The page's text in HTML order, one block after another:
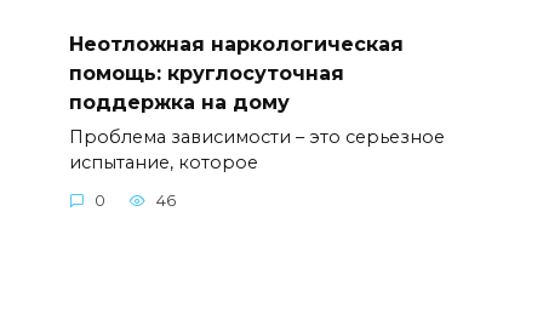
Неотложная наркологическая
помощь: круглосуточная
поддержка на дому
Проблема зависимости – это серьезное
испытание, которое
0 46